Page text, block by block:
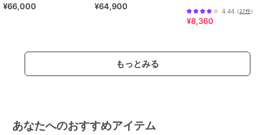
20310）
¥66,000
号：P25‐35551）
¥64,900 4.44 （27件）
¥8,360
もっとみる
あなたへのおすすめアイテム